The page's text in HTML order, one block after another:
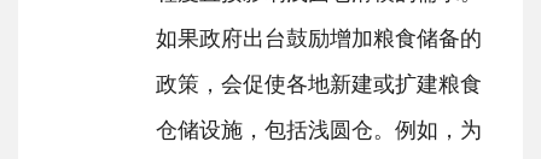
如果政府出台鼓励增加粮食储备的
政策，会促使各地新建或扩建粮食
仓储设施，包括浅圆仓。例如，为